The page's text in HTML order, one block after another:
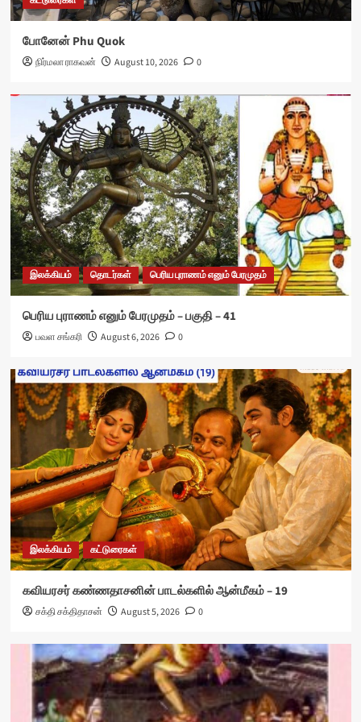
நறுக்..துணுக்...
“லிட்டில் பாய்” – சுடோமு யமகுச்சி
5
இலக்கியம் கட்டுரைகள்
கவியரசர் கண்ணதாசனின் பாடல்களில் ஆன்மீகம் –
19
போனேன் Phu Quok
நிர்மலா ராகவன் August 10, 2026 0
இலக்கியம் தொடர்கள் பெரிய புராணம் எனும் பேரமுதம்
பெரிய புராணம் எனும் பேரமுதம் – பகுதி – 41
பவள சங்கரி August 6, 2026 0
இலக்கியம் கட்டுரைகள்
கவியரசர் கண்ணதாசனின் பாடல்களில் ஆன்மீகம் – 19
சக்தி சக்திதாசன் August 5, 2026 0